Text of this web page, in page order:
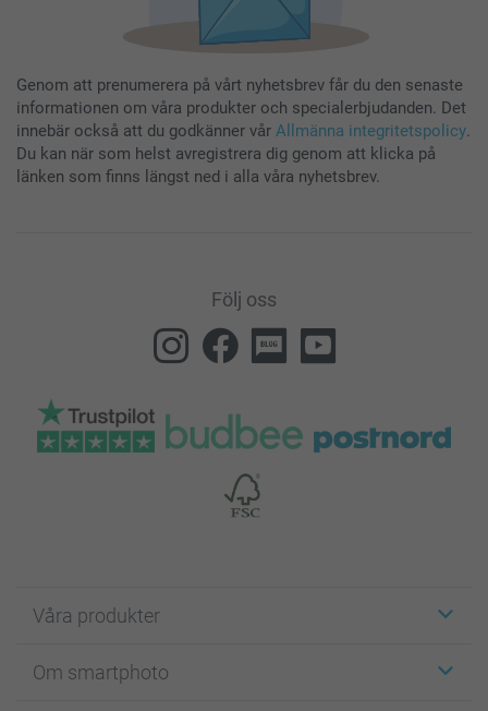
Genom att prenumerera på vårt nyhetsbrev får du den senaste
informationen om våra produkter och specialerbjudanden. Det
innebär också att du godkänner vår Allmänna integritetspolicy.
Du kan när som helst avregistrera dig genom att klicka på
länken som finns längst ned i alla våra nyhetsbrev.
Följ oss
Våra produkter
Fotokort
Om smartphoto